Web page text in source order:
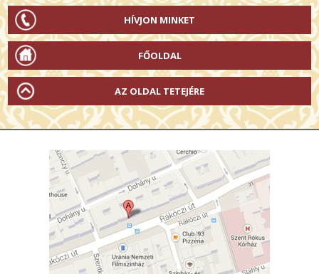
HÍVJON MINKET
FŐOLDAL
AZ OLDAL TETEJÉRE